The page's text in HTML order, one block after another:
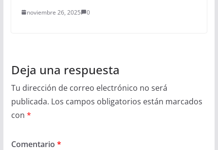
noviembre 26, 2025 0
Deja una respuesta
Tu dirección de correo electrónico no será
publicada. Los campos obligatorios están marcados
con *
Comentario *